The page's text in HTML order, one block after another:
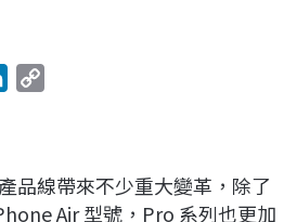
e
L
品線帶來不少重大變革，除了
Air 型號，Pro 系列也更加